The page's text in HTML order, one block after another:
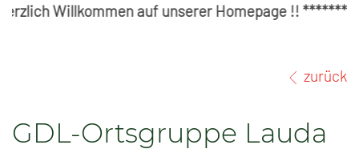
Willkommen auf unserer Homepage !! ********
zurück
GDL-Ortsgruppe Lauda